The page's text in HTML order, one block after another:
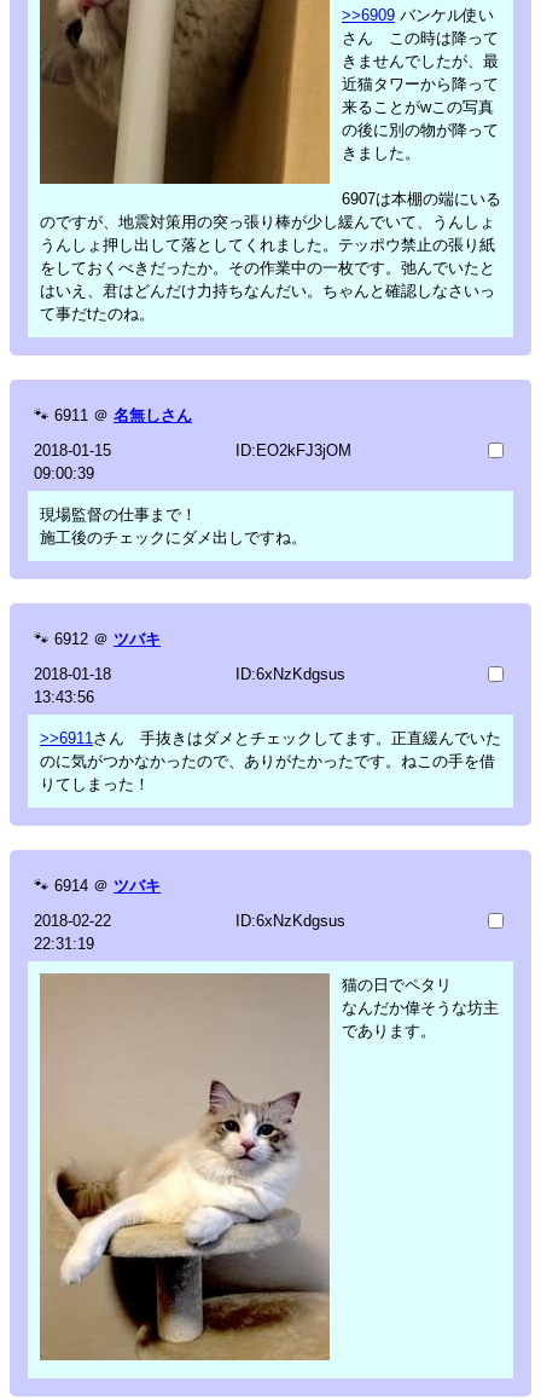
>>6909 バンケル使い
さん この時は降って
きませんでしたが、最
近猫タワーから降って
来ることがwこの写真
の後に別の物が降って
きました。
6907は本棚の端にいる
のですが、地震対策用の突っ張り棒が少し緩んでいて、うんしょ
うんしょ押し出して落としてくれました。テッポウ禁止の張り紙
をしておくべきだったか。その作業中の一枚です。弛んでいたと
はいえ、君はどんだけ力持ちなんだい。ちゃんと確認しなさいっ
て事だtたのね。
🐾 6911 ＠ 名無しさん
2018-01-15
09:00:39
ID:EO2kFJ3jOM
現場監督の仕事まで！
施工後のチェックにダメ出しですね。
🐾 6912 ＠ ツバキ
2018-01-18
13:43:56
ID:6xNzKdgsus
>>6911 さん 手抜きはダメとチェックしてます。正直緩んでいた
のに気がつかなかったので、ありがたかったです。ねこの手を借
りてしまった！
🐾 6914 ＠ ツバキ
2018-02-22
22:31:19
ID:6xNzKdgsus
猫の日でペタリ
なんだか偉そうな坊主
であります。